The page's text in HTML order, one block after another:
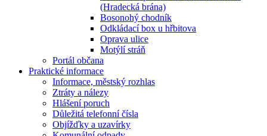
(Hradecká brána)
Bosonohý chodník
Odkládací box u hřbitova
Oprava ulice
Motýlí stráň
Portál občana
Praktické informace
Informace, městský rozhlas
Ztráty a nálezy
Hlášení poruch
Důležitá telefonní čísla
Objížďky a uzavírky